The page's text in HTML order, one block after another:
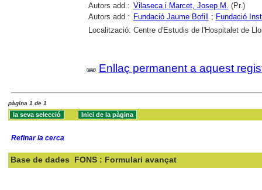
Autors add.: Vilaseca i Marcet, Josep M. (Pr.)
Autors add.: Fundació Jaume Bofill ; Fundació
Localització: Centre d'Estudis de l'Hospitalet de
Enllaç permanent a aquest
pàgina 1 de 1
Refinar la cerca
Base de dades FONS : Formulari avançat